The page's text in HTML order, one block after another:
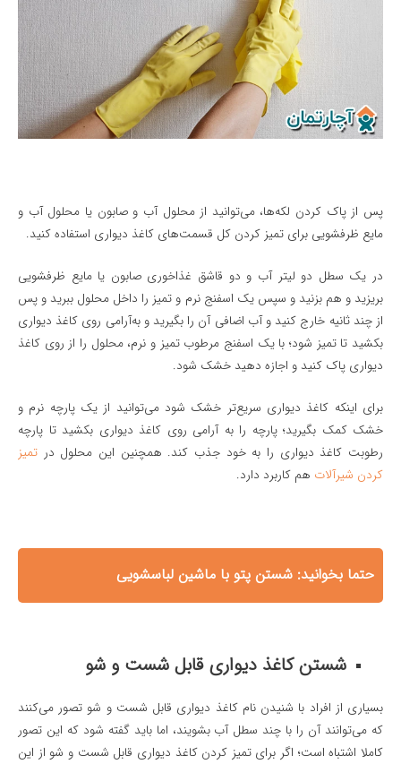
پس از پاک کردن لکه‌ها، می‌توانید از محلول آب و صابون یا محلول آب و
مایع ظرفشویی برای تمیز کردن کل قسمت‌های کاغذ دیواری استفاده کنید.
در یک سطل دو لیتر آب و دو قاشق غذاخوری صابون یا مایع ظرفشویی
بریزید و هم بزنید و سپس یک اسفنج نرم و تمیز را داخل محلول ببرید و پس
از چند ثانیه خارج کنید و آب اضافی آن را بگیرید و به‌آرامی روی کاغذ دیواری
بکشید تا تمیز شود؛ با یک اسفنج مرطوب تمیز و نرم، محلول را از روی کاغذ
دیواری پاک کنید و اجازه دهید خشک شود.
برای اینکه کاغذ دیواری سریع‌تر خشک شود می‌توانید از یک پارچه نرم و
خشک کمک بگیرید؛ پارچه را به آرامی روی کاغذ دیواری بکشید تا پارچه
رطوبت کاغذ دیواری را به خود جذب کند. همچنین این محلول در تمیز
کردن شیرآلات هم کاربرد دارد.
حتما بخوانید: شستن پتو با ماشین لباسشویی
شستن کاغذ دیواری قابل شست و شو
بسیاری از افراد با شنیدن نام کاغذ دیواری قابل شست و شو تصور می‌کنند
که می‌توانند آن را با چند سطل آب بشویند، اما باید گفته شود که این تصور
کاملا اشتباه است؛ اگر برای تمیز کردن کاغذ دیواری قابل شست و شو از این